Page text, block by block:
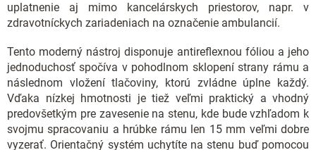
uplatnenie aj mimo kancelárskych priestorov, napr. v
zdravotníckych zariadeniach na označenie ambulancií.
Tento moderný nástroj disponuje antireflexnou fóliou a jeho
jednoduchosť spočíva v pohodlnom sklopení strany rámu a
následnom vložení tlačoviny, ktorú zvládne úplne každý.
Vďaka nízkej hmotnosti je tiež veľmi praktický a vhodný
predovšetkým pre zavesenie na stenu, kde bude vzhľadom k
svojmu spracovaniu a hrúbke rámu len 15 mm veľmi dobre
vyzerať. Orientačný systém uchytíte na stenu buď pomocou